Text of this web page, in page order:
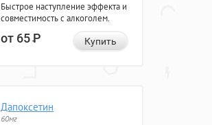
Быстрое наступление эффекта и
совместимость с алкоголем.
от 65Р Купить
Дапоксетин
60мг